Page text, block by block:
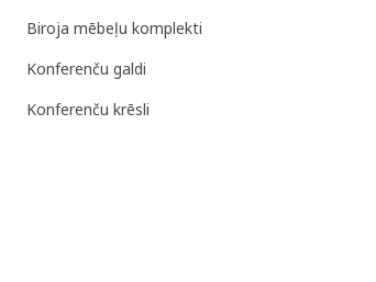
Biroja mēbeļu komplekti
Konferenču galdi
Konferenču krēsli